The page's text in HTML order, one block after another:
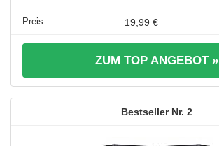
19,99 €
ZUM TOP ANGEBOT »
2